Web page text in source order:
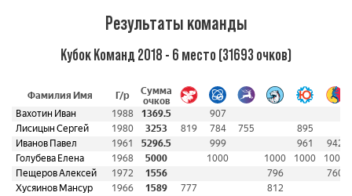
Результаты команды
Кубок Команд 2018 - 6 место (31693 очков)
Фамилия Имя Г/р
Сумма
очков
Вахотин Иван
1988 1369.5
907
Лисицын Сергей
1980 3253 819 784 755
895
Иванов Павел
1961 5296.5 999 961
942
Голубева Елена
1968 5000 1000 1000 1000
1000
Пещеров Алексей
1972 1556 796
760
Хусяинов Мансур
1966 1589 777
812